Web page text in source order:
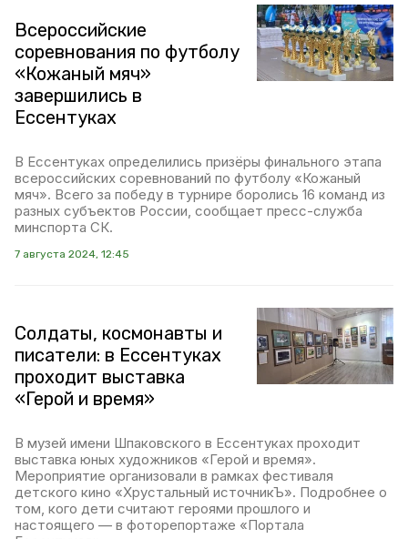
Всероссийские
соревнования по футболу
«Кожаный мяч»
завершились в
Ессентуках
В Ессентуках определились призёры финального этапа
всероссийских соревнований по футболу «Кожаный
мяч». Всего за победу в турнире боролись 16 команд из
разных субъектов России, сообщает пресс-служба
минспорта СК.
7 августа 2024, 12:45
Солдаты, космонавты и
писатели: в Ессентуках
проходит выставка
«Герой и время»
В музей имени Шпаковского в Ессентуках проходит
выставка юных художников «Герой и время».
Мероприятие организовали в рамках фестиваля
детского кино «Хрустальный источникЪ». Подробнее о
том, кого дети считают героями прошлого и
настоящего — в фоторепортаже «Портала